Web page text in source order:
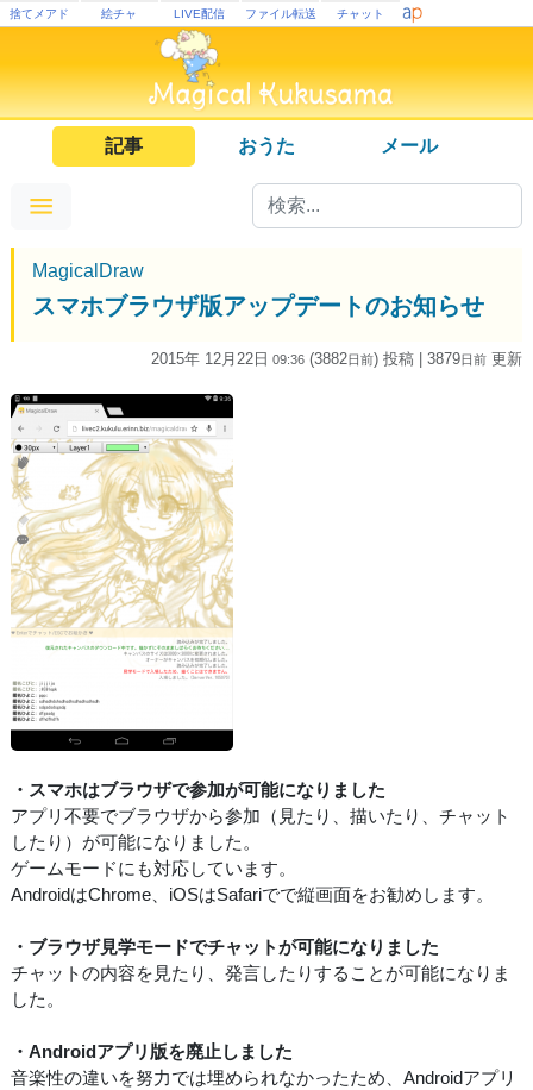
捨てメアド 絵チャ LIVE配信 ファイル転送 チャット
記事 おうた メール
MagicalDraw
スマホブラウザ版アップデートのお知らせ
2015年 12月22日 09:36 (3882日前) 投稿 | 3879日前 更新
・スマホはブラウザで参加が可能になりました
アプリ不要でブラウザから参加（見たり、描いたり、チャット
したり）が可能になりました。
ゲームモードにも対応しています。
AndroidはChrome、iOSはSafariでで縦画面をお勧めします。
・ブラウザ見学モードでチャットが可能になりました
チャットの内容を見たり、発言したりすることが可能になりま
した。
・Androidアプリ版を廃止しました
音楽性の違いを努力では埋められなかったため、Androidアプリ